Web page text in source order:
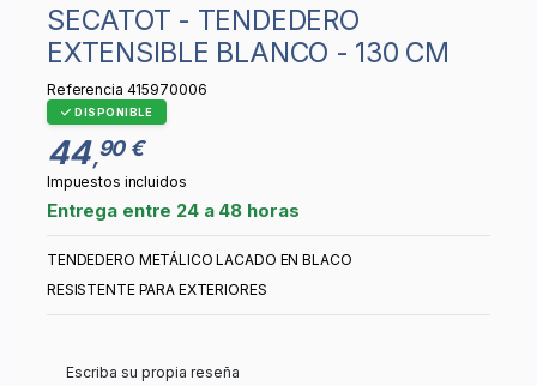
SECATOT - TENDEDERO
EXTENSIBLE BLANCO - 130 CM
Referencia 415970006
DISPONIBLE
44 ,90 €
Impuestos incluidos
Entrega entre 24 a 48 horas
TENDEDERO METÁLICO LACADO EN BLACO
RESISTENTE PARA EXTERIORES
Escriba su propia reseña